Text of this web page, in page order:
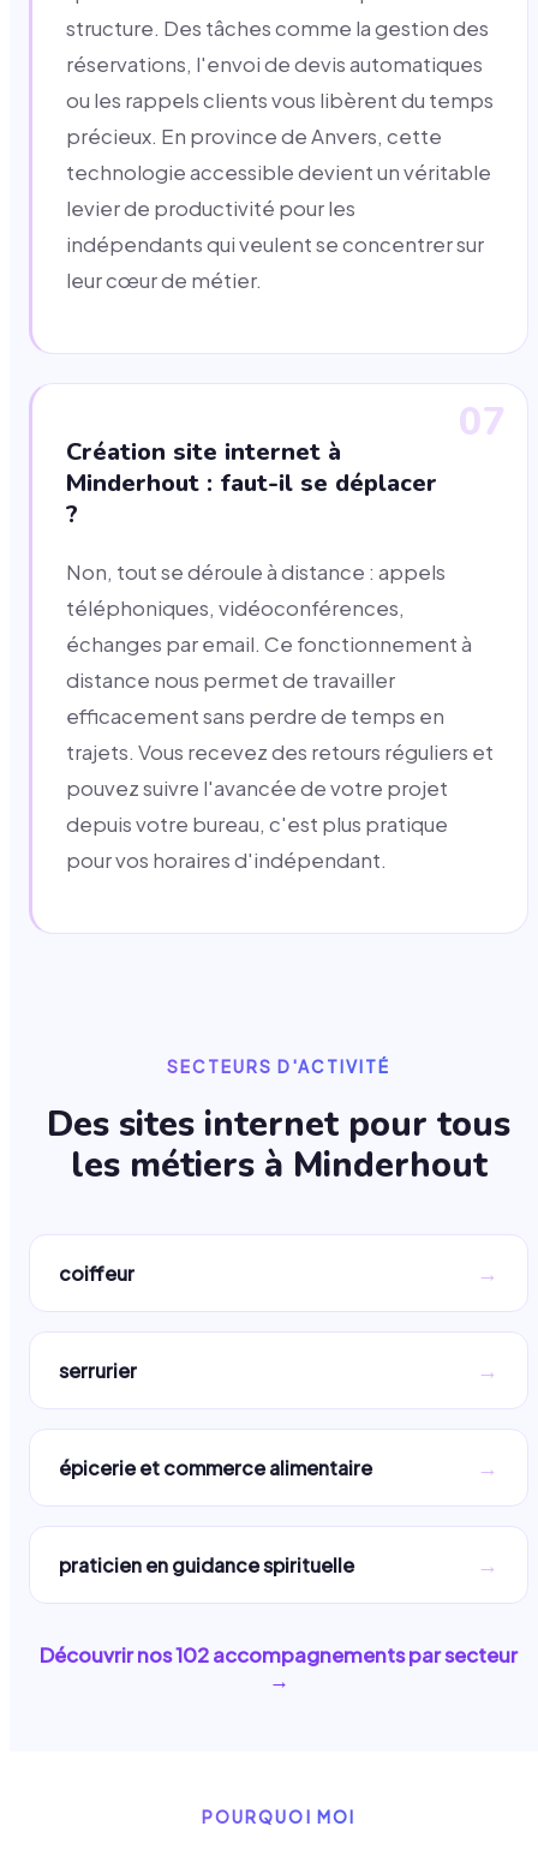
structure. Des tâches comme la gestion des
réservations, l'envoi de devis automatiques
ou les rappels clients vous libèrent du temps
précieux. En province de Anvers, cette
technologie accessible devient un véritable
levier de productivité pour les
indépendants qui veulent se concentrer sur
leur cœur de métier.
07
Création site internet à
Minderhout : faut-il se déplacer
?
Non, tout se déroule à distance : appels
téléphoniques, vidéoconférences,
échanges par email. Ce fonctionnement à
distance nous permet de travailler
efficacement sans perdre de temps en
trajets. Vous recevez des retours réguliers et
pouvez suivre l'avancée de votre projet
depuis votre bureau, c'est plus pratique
pour vos horaires d'indépendant.
SECTEURS D'ACTIVITÉ
Des sites internet pour tous
les métiers à Minderhout
coiffeur →
serrurier →
épicerie et commerce alimentaire →
praticien en guidance spirituelle →
Découvrir nos102accompagnements par secteur
→
POURQUOI MOI